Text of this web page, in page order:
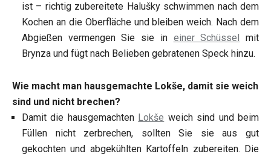
ist – richtig zubereitete Halušky schwimmen nach dem
Kochen an die Oberfläche und bleiben weich. Nach dem
Abgießen vermengen Sie sie in einer Schüssel
mit
Brynza und fügt nach Belieben gebratenen Speck hinzu.
Wie macht man hausgemachte Lokše, damit sie weich
sind und nicht brechen?
Damit die hausgemachten Lokše weich sind und beim
Füllen nicht zerbrechen, sollten Sie sie aus gut
gekochten und abgekühlten Kartoffeln zubereiten. Die